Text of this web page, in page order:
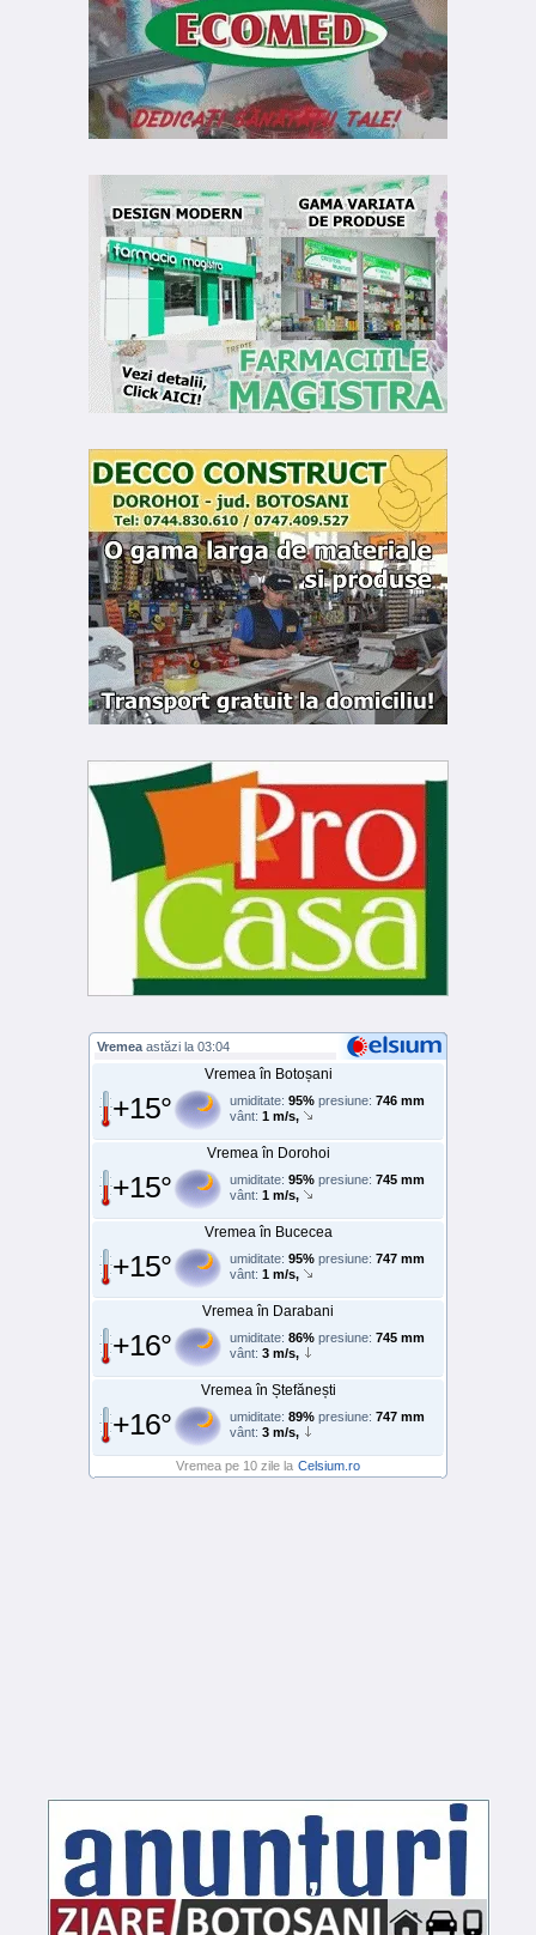
Vremea astăzi la 03:04
Vremea în Botoșani
+15° umiditate: 95% presiune: 746 mm
vânt: 1 m/s,
Vremea în Dorohoi
+15° umiditate: 95% presiune: 745 mm
vânt: 1 m/s,
Vremea în Bucecea
+15° umiditate: 95% presiune: 747 mm
vânt: 1 m/s,
Vremea în Darabani
+16° umiditate: 86% presiune: 745 mm
vânt: 3 m/s,
Vremea în Ștefănești
+16° umiditate: 89% presiune: 747 mm
vânt: 3 m/s,
Vremea pe 10 zile la Celsium.ro